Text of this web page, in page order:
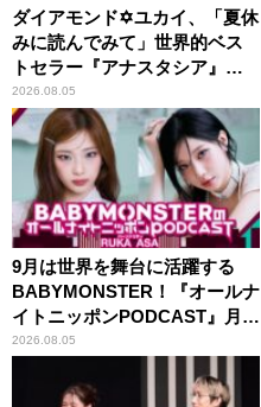
ダイアモンド✡ユカイ、「夏休
みに読んでみて」世界的ベス
トセラー『アナスタシア』を
紹介
2026.08.05
9月は世界を舞台に活躍する
BABYMONSTER！『オールナ
イトニッポンPODCAST』月替
わりパーソナリティ
2026.08.05